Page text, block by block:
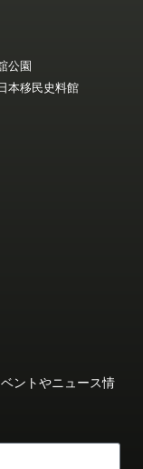
公園
本移民史料館
ントやニュース情